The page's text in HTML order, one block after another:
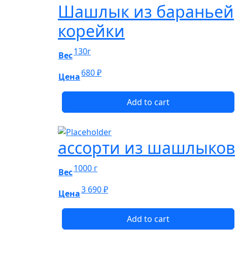
Шашлык из бараньей
корейки
Вес130г
Цена680₽
Add to cart
ассорти из шашлыков
Вес1000 г
Цена3 690₽
Add to cart